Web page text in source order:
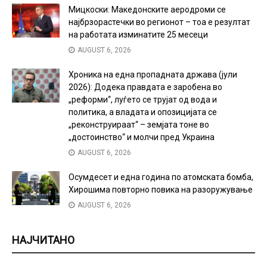
Мицкоски: Македонските аеродроми се
најбрзорастечки во регионот – тоа е резултат
на работата изминатите 25 месеци
AUGUST 6, 2026
Хроника на една пропадната држава (јули
2026): Додека правдата е заробена во
„реформи“, луѓето се трујат од вода и
политика, а владата и опозицијата се
„реконструираат“ – земјата тоне во
„достоинство“ и молчи пред Украина
AUGUST 6, 2026
Осумдесет и една година по атомската бомба,
Хирошима повторно повика на разоружување
AUGUST 6, 2026
НАЈЧИТАНО